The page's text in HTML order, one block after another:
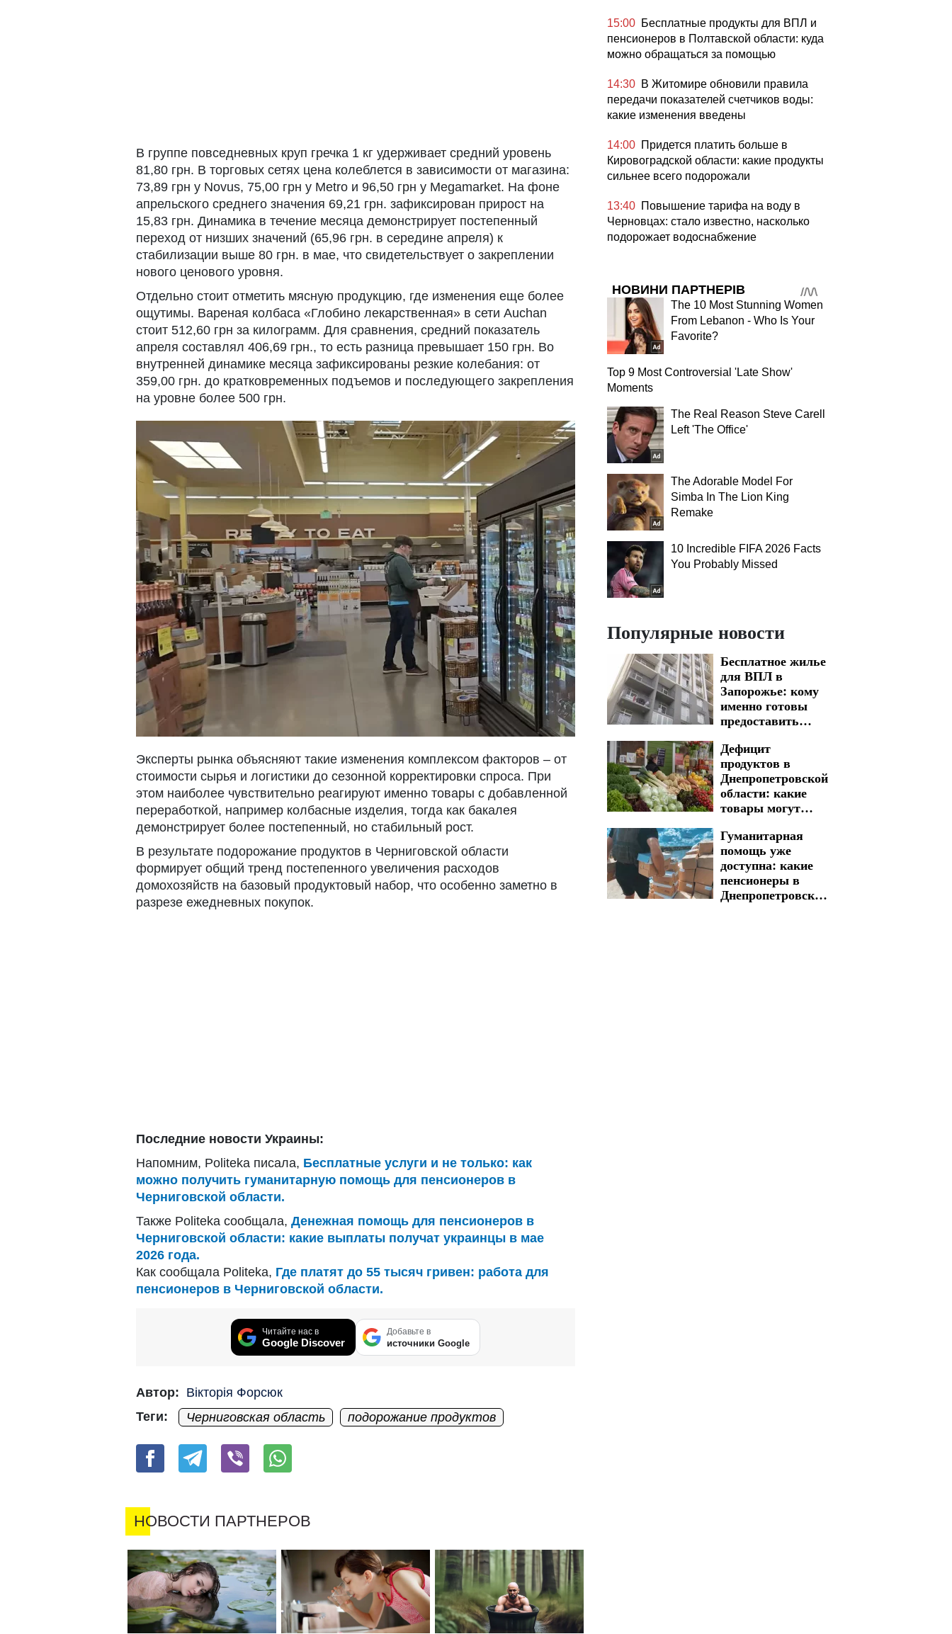
В группе повседневных круп гречка 1 кг удерживает средний уровень
81,80 грн. В торговых сетях цена колеблется в зависимости от магазина:
73,89 грн у Novus, 75,00 грн у Metro и 96,50 грн у Megamarket. На фоне
апрельского среднего значения 69,21 грн. зафиксирован прирост на
15,83 грн. Динамика в течение месяца демонстрирует постепенный
переход от низших значений (65,96 грн. в середине апреля) к
стабилизации выше 80 грн. в мае, что свидетельствует о закреплении
нового ценового уровня.
Отдельно стоит отметить мясную продукцию, где изменения еще более
ощутимы. Вареная колбаса «Глобино лекарственная» в сети Auchan
стоит 512,60 грн за килограмм. Для сравнения, средний показатель
апреля составлял 406,69 грн., то есть разница превышает 150 грн. Во
внутренней динамике месяца зафиксированы резкие колебания: от
359,00 грн. до кратковременных подъемов и последующего закрепления
на уровне более 500 грн.
Эксперты рынка объясняют такие изменения комплексом факторов – от
стоимости сырья и логистики до сезонной корректировки спроса. При
этом наиболее чувствительно реагируют именно товары с добавленной
переработкой, например колбасные изделия, тогда как бакалея
демонстрирует более постепенный, но стабильный рост.
В результате подорожание продуктов в Черниговской области
формирует общий тренд постепенного увеличения расходов
домохозяйств на базовый продуктовый набор, что особенно заметно в
разрезе ежедневных покупок.
Последние новости Украины:
Напомним, Politeka писала, Бесплатные услуги и не только: как
можно получить гуманитарную помощь для пенсионеров в
Черниговской области.
Также Politeka сообщала, Денежная помощь для пенсионеров в
Черниговской области: какие выплаты получат украинцы в мае
2026 года.
Как сообщала Politeka, Где платят до 55 тысяч гривен: работа для
пенсионеров в Черниговской области.
Читайте нас в
Google Discover
Добавьте в
источники Google
Автор: Вікторія Форсюк
Теги:
Черниговская область подорожание продуктов
15:00 Бесплатные продукты для ВПЛ и
пенсионеров в Полтавской области: куда
можно обращаться за помощью
14:30 В Житомире обновили правила
передачи показателей счетчиков воды:
какие изменения введены
14:00 Придется платить больше в
Кировоградской области: какие продукты
сильнее всего подорожали
13:40 Повышение тарифа на воду в
Черновцах: стало известно, насколько
подорожает водоснабжение
НОВИНИ ПАРТНЕРІВ
The 10 Most Stunning Women
From Lebanon - Who Is Your
Favorite?
Top 9 Most Controversial 'Late Show'
Moments
The Real Reason Steve Carell
Left 'The Office'
The Adorable Model For
Simba In The Lion King
Remake
10 Incredible FIFA 2026 Facts
You Probably Missed
Популярные новости
Бесплатное жилье
для ВПЛ в
Запорожье: кому
именно готовы
предоставить
проживания
Дефицит
продуктов в
Днепропетровской
области: какие
товары могут
магазинах
Гуманитарная
помощь уже
доступна: какие
пенсионеры в
Днепропетровской